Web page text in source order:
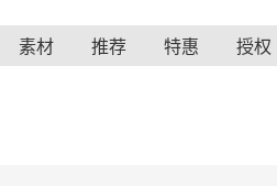
素材 推荐 特惠 授权